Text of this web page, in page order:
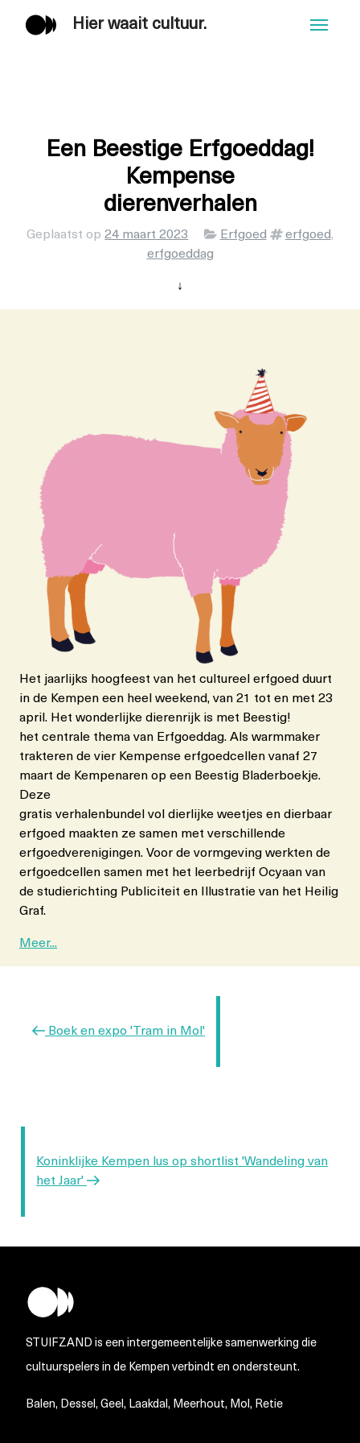
Hier waait cultuur. Menu
Een Beestige Erfgoeddag!
Kempense
dierenverhalen
Geplaatst op24 maart 2023 Categorieën
Erfgoed Tags
erfgoed,
erfgoeddag
↓
Het jaarlijks hoogfeest van het cultureel erfgoed duurt
in de Kempen een heel weekend, van 21 tot en met 23
april. Het wonderlijke dierenrijk is met Beestig!
het centrale thema van Erfgoeddag. Als warmmaker
trakteren de vier Kempense erfgoedcellen vanaf 27
maart de Kempenaren op een Beestig Bladerboekje.
Deze
gratis verhalenbundel vol dierlijke weetjes en dierbaar
erfgoed maakten ze samen met verschillende
erfgoedverenigingen. Voor de vormgeving werkten de
erfgoedcellen samen met het leerbedrijf Ocyaan van
de studierichting Publiciteit en Illustratie van het Heilig
Graf.
Meer...
VorigBoek en expo 'Tram in Mol'
Volgend
bericht
Koninklijke Kempen lus op shortlist 'Wandeling van
het Jaar'
STUIFZAND is een intergemeentelijke samenwerking die
cultuurspelers in de Kempen verbindt en ondersteunt.
Balen, Dessel, Geel, Laakdal, Meerhout, Mol, Retie